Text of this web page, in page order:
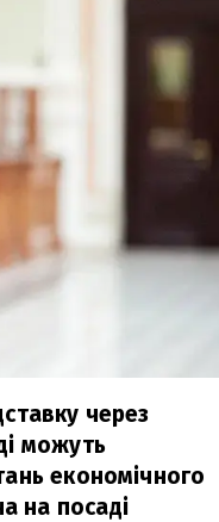
через
можуть
економічного
на посаді